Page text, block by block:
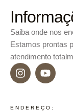
Saiba onde nos
Estamos prontas
atendimento
ENDEREÇO: